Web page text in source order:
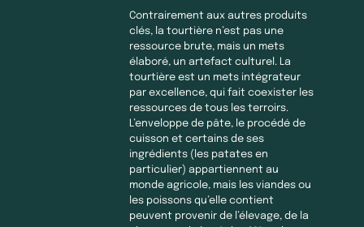
Contrairement aux autres produits
clés, la tourtière n’est pas une
ressource brute, mais un mets
élaboré, un artefact culturel. La
tourtière est un mets intégrateur
par excellence, qui fait coexister les
ressources de tous les terroirs.
L’enveloppe de pâte, le procédé de
cuisson et certains de ses
ingrédients (les patates en
particulier) appartiennent au
monde agricole, mais les viandes ou
les poissons qu’elle contient
peuvent provenir de l’élevage, de la